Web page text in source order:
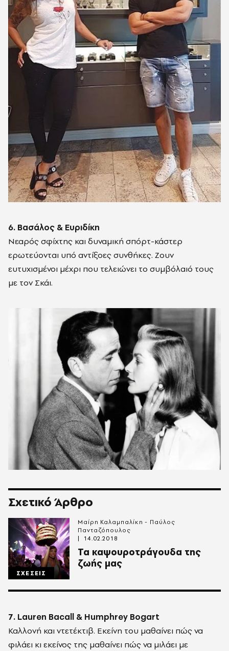
6. Βασάλος & Ευριδίκη
Νεαρός σφίχτης και δυναμική σπόρτ-κάστερ
ερωτεύονται υπό αντίξοες συνθήκες. Ζουν
ευτυχισμένοι μέχρι που τελειώνει το συμβόλαιό τους
με τον Σκάι.
Σχετικό Άρθρο
ΣΧΕΣΕΙΣ
Τα καψουροτράγουδα της
ζωής μας
Μαίρη Καλαμπαλίκη - Παύλος
Πανταζόπουλος
14.02.2018
7. Lauren Bacall & Humphrey Bogart
Καλλονή και ντετέκτιβ. Εκείνη του μαθαίνει πώς να
φιλάει κι εκείνος της μαθαίνει πώς να μιλάει με